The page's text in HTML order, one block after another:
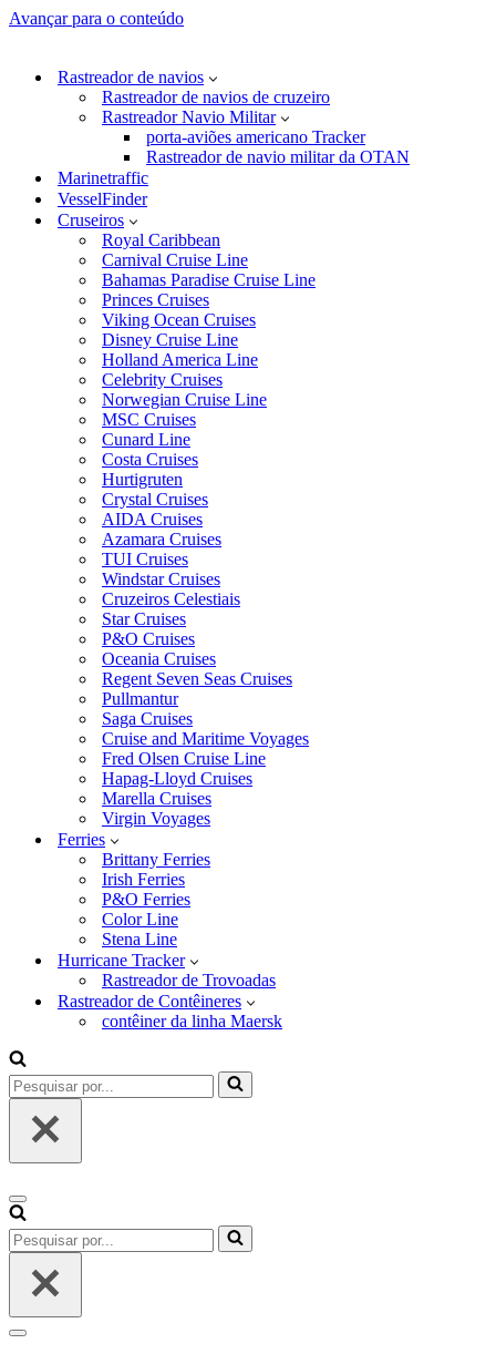
Avançar para o conteúdo
Rastreador de navios
Rastreador de navios de cruzeiro
Rastreador Navio Militar
porta-aviões americano Tracker
Rastreador de navio militar da OTAN
Marinetraffic
VesselFinder
Cruseiros
Royal Caribbean
Carnival Cruise Line
Bahamas Paradise Cruise Line
Princes Cruises
Viking Ocean Cruises
Disney Cruise Line
Holland America Line
Celebrity Cruises
Norwegian Cruise Line
MSC Cruises
Cunard Line
Costa Cruises
Hurtigruten
Crystal Cruises
AIDA Cruises
Azamara Cruises
TUI Cruises
Windstar Cruises
Cruzeiros Celestiais
Star Cruises
P&O Cruises
Oceania Cruises
Regent Seven Seas Cruises
Pullmantur
Saga Cruises
Cruise and Maritime Voyages
Fred Olsen Cruise Line
Hapag-Lloyd Cruises
Marella Cruises
Virgin Voyages
Ferries
Brittany Ferries
Irish Ferries
P&O Ferries
Color Line
Stena Line
Hurricane Tracker
Rastreador de Trovoadas
Rastreador de Contêineres
contêiner da linha Maersk
Pesquisar
por...
Menu
de
navegação
Pesquisar
por...
Menu